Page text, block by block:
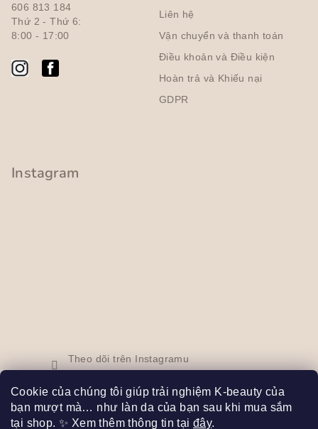
Cookie của chúng tôi giúp trải nghiệm K-beauty của
bạn mượt mà… như làn da của bạn sau khi mua sắm
tại shop. ✨ Xem thêm thông tin tại đây.
t
ù
y
c
h
ỉ
606 813 184
Thứ 2 - Thứ 6:
8:00 - 17:00
Liên hệ
Vận chuyển và thanh toán
Điều khoản và Điều kiện
Hoàn trả và Khiếu nại
GDPR
Instagram
Theo dõi trên Instagramu
Facebook